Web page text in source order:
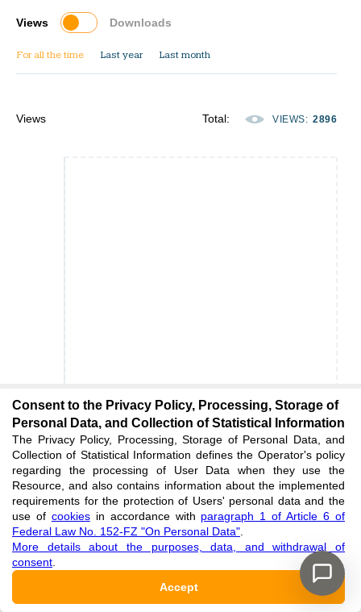
For all the time Last year Last month
Views Downloads
Views Total: VIEWS: 2896
Consent to the Privacy Policy, Processing, Storage of
Personal Data, and Collection of Statistical Information
The Privacy Policy, Processing, Storage of Personal Data, and
Collection of Statistical Information defines the Operator's policy
regarding the processing of User Data when they use the
Resource, and also contains information about the implemented
requirements for the protection of Users' personal data and the
use of cookiesin accordance with paragraph 1 of Article 6 of
Federal Law No. 152-FZ "On Personal Data"
More details about the purposes, data, and withdrawal of
consent
Accept